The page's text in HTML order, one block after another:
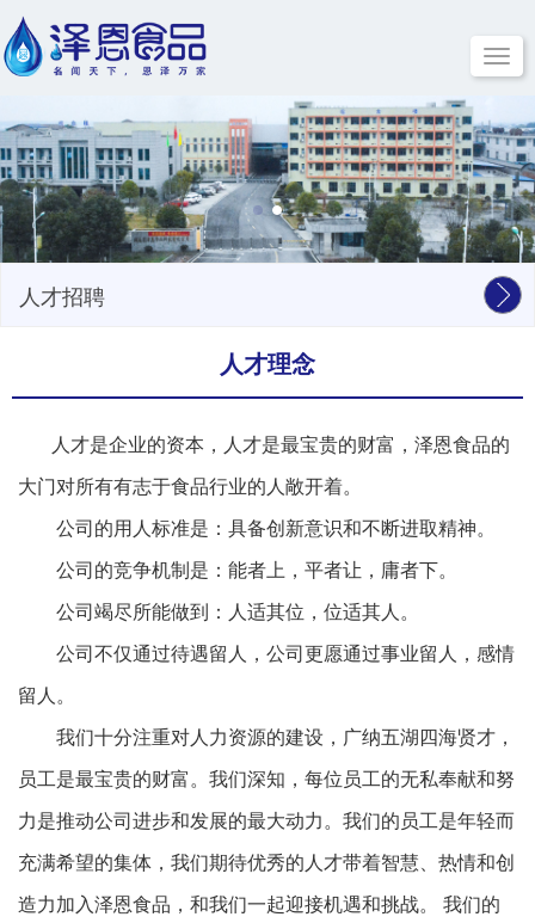
Toggle
人才招聘
人才理念
人才是企业的资本，人才是最宝贵的财富，泽恩食品的
大门对所有有志于食品行业的人敞开着。
公司的用人标准是：具备创新意识和不断进取精神。
公司的竞争机制是：能者上，平者让，庸者下。
公司竭尽所能做到：人适其位，位适其人。
公司不仅通过待遇留人，公司更愿通过事业留人，感情
留人。
我们十分注重对人力资源的建设，广纳五湖四海贤才，
员工是最宝贵的财富。我们深知，每位员工的无私奉献和努
力是推动公司进步和发展的最大动力。我们的员工是年轻而
充满希望的集体，我们期待优秀的人才带着智慧、热情和创
造力加入泽恩食品，和我们一起迎接机遇和挑战。 我们的